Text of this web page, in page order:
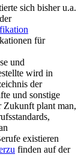
sich bisher u.a.
für
und
wird in
der
und sonstige
Zukunft plant man,
existieren
finden auf der